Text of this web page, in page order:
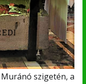
szigetén, a